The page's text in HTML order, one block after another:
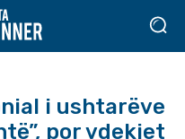
i ushtarëve
por vdekjet